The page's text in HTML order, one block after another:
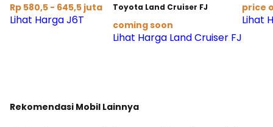
Rp 580,5 - 645,5 juta
Lihat Harga J6T
Toyota Land Cruiser FJ
coming soon
Lihat Harga Land Cruiser FJ
price
Lihat
Rekomendasi Mobil Lainnya